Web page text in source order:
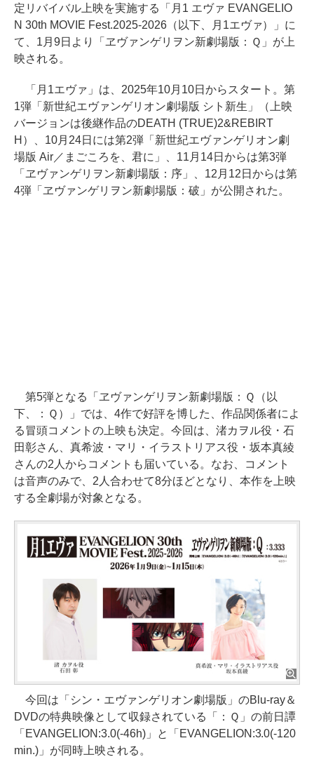
定リバイバル上映を実施する「月1 エヴァ EVANGELIO
N 30th MOVIE Fest.2025-2026（以下、月1エヴァ）」に
て、1月9日より「ヱヴァンゲリヲン新劇場版：Ｑ」が上
映される。
「月1エヴァ」は、2025年10月10日からスタート。第
1弾「新世紀エヴァンゲリオン劇場版 シト新生」（上映
バージョンは後継作品のDEATH (TRUE)2&REBIRT
H）、10月24日には第2弾「新世紀エヴァンゲリオン劇
場版 Air／まごころを、君に」、11月14日からは第3弾
「ヱヴァンゲリヲン新劇場版：序」、12月12日からは第
4弾「ヱヴァンゲリヲン新劇場版：破」が公開された。
第5弾となる「ヱヴァンゲリヲン新劇場版：Ｑ（以
下、：Ｑ）」では、4作で好評を博した、作品関係者によ
る冒頭コメントの上映も決定。今回は、渚カヲル役・石
田彰さん、真希波・マリ・イラストリアス役・坂本真綾
さんの2人からコメントも届いている。なお、コメント
は音声のみで、2人合わせて8分ほどとなり、本作を上映
する全劇場が対象となる。
今回は「シン・エヴァンゲリオン劇場版」のBlu-ray＆
DVDの特典映像として収録されている「：Ｑ」の前日譚
「EVANGELION:3.0(-46h)」と「EVANGELION:3.0(-120
min.)」が同時上映される。